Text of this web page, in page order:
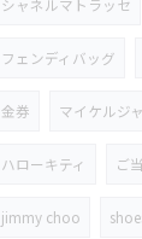
シャネルマトラッセ
フェンディバッグ
金券 マイケルジ
ハローキティ ご
jimmy choo